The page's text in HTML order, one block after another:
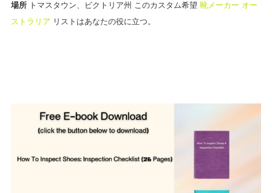
場所 トマスタウン、ビクトリア州 このカスタム希望 靴メーカー オー
ストラリア リストはあなたの役に立つ。